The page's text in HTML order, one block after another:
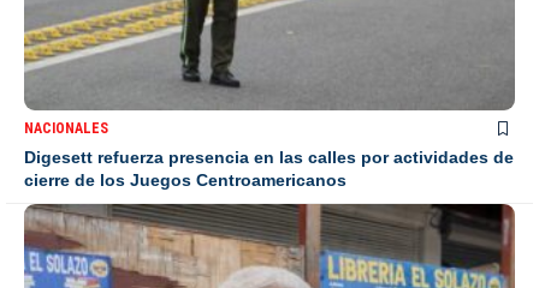
NACIONALES
Digesett refuerza presencia en las calles por actividades de
cierre de los Juegos Centroamericanos